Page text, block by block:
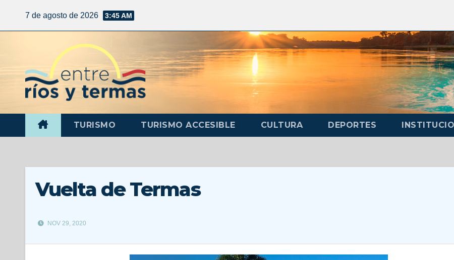
7 de agosto de 2026 3:45 AM
TURISMO TURISMO ACCESIBLE CULTURA DEPORTES
Vuelta de Termas
NOV 29, 2020